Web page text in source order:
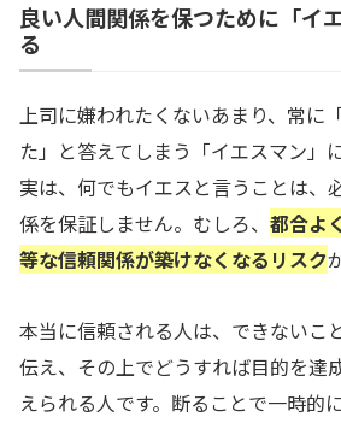
良い人間関係を保つために「イ
る
上司に嫌われたくないあまり、常に
た」と答えてしまう「イエスマン」
実は、何でもイエスと言うことは、
係を保証しません。むしろ、 都合よ
等な信頼関係が築けなくなるリスク
本当に信頼される人は、できないこ
伝え、その上でどうすれば目的を達
えられる人です。断ることで一時的